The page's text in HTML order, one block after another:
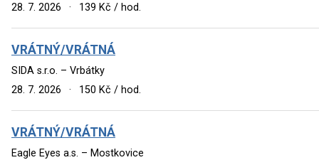
28. 7. 2026
· 139 Kč / hod.
VRÁTNÝ/VRÁTNÁ
SIDA s.r.o. – Vrbátky
28. 7. 2026
· 150 Kč / hod.
VRÁTNÝ/VRÁTNÁ
Eagle Eyes a.s. – Mostkovice